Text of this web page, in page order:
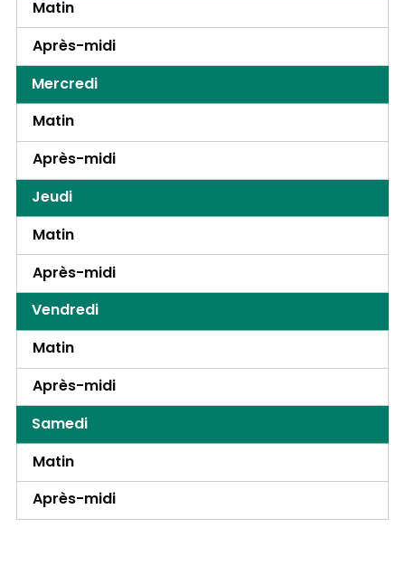
Matin
Après-midi
Mercredi
Matin
Après-midi
Jeudi
Matin
Après-midi
Vendredi
Matin
Après-midi
Samedi
Matin
Après-midi